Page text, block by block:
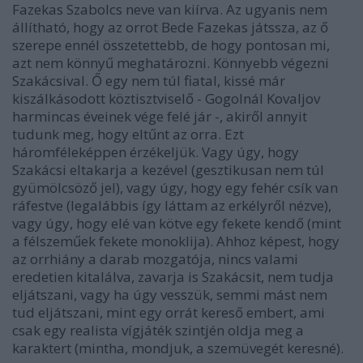
Fazekas Szabolcs neve van kiírva. Az ugyanis nem
állítható, hogy az orrot Bede Fazekas játssza, az ő
szerepe ennél összetettebb, de hogy pontosan mi,
azt nem könnyű meghatározni. Könnyebb végezni
Szakácsival. Ő egy nem túl fiatal, kissé már
kiszálkásodott köztisztviselő - Gogolnál Kovaljov
harmincas éveinek vége felé jár -, akiről annyit
tudunk meg, hogy eltűnt az orra. Ezt
háromféleképpen érzékeljük. Vagy úgy, hogy
Szakácsi eltakarja a kezével (gesztikusan nem túl
gyümölcsöző jel), vagy úgy, hogy egy fehér csík van
ráfestve (legalábbis így láttam az erkélyről nézve),
vagy úgy, hogy elé van kötve egy fekete kendő (mint
a félszeműek fekete monoklija). Ahhoz képest, hogy
az orrhiány a darab mozgatója, nincs valami
eredetien kitalálva, zavarja is Szakácsit, nem tudja
eljátszani, vagy ha úgy vesszük, semmi mást nem
tud eljátszani, mint egy orrát kereső embert, ami
csak egy realista vígjáték szintjén oldja meg a
karaktert (mintha, mondjuk, a szemüvegét keresné).